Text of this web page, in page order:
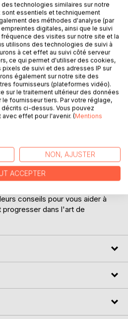
AU PANIER
de la rigueur et de mettre en
conseils. Ecrire procure une
pas.
conseils pour vous aider à
dans l'art de
technologies similaires sur notre
essentiels et techniquement
des méthodes d'analyse (par
digitales, ainsi que le suivi
des visites sur notre site et la
utilisons des technologies de suivi à
à cet effet au suivi côté serveur
ce qui permet d'utiliser des cookies,
de suivi et des adresses IP sur
également sur notre site des
fournisseurs (plateformes vidéo).
sur le traitement ultérieur des données
le fournisseur tiers. Par votre réglage,
ci-dessus. Vous pouvez
effet pour l'avenir. (Mentions
NON, AJUSTER
ACCEPTER